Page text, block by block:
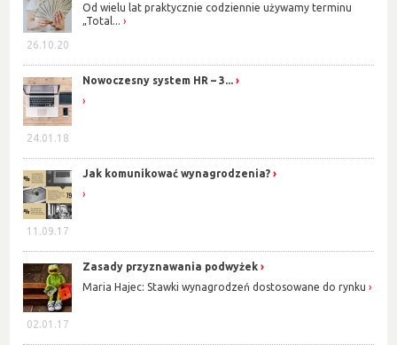
26.10.20
Od wielu lat praktycznie codziennie używamy terminu
„Total...
24.01.18
Nowoczesny system HR – 3...
11.09.17
Jak komunikować wynagrodzenia?
02.01.17
Zasady przyznawania podwyżek
Maria Hajec: Stawki wynagrodzeń dostosowane do rynku